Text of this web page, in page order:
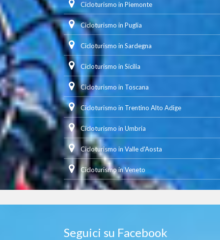
Cicloturismo in Piemonte
Cicloturismo in Puglia
Cicloturismo in Sardegna
Cicloturismo in Sicilia
Cicloturismo in Toscana
Cicloturismo in Trentino Alto Adige
Cicloturismo in Umbria
Cicloturismo in Valle d'Aosta
Cicloturismo in Veneto
Seguici su Facebook